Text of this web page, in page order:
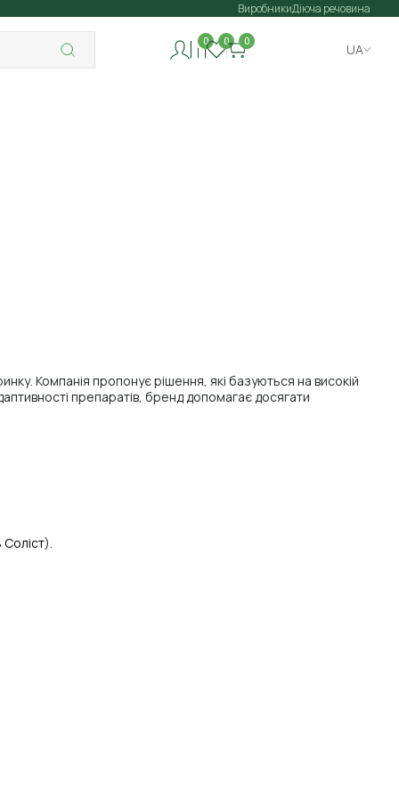
ВиробникиДіюча речовина
0 0 0
UA
Компанія пропонує рішення, які базуються на високій
препаратів, бренд допомагає досягати
Соліст).